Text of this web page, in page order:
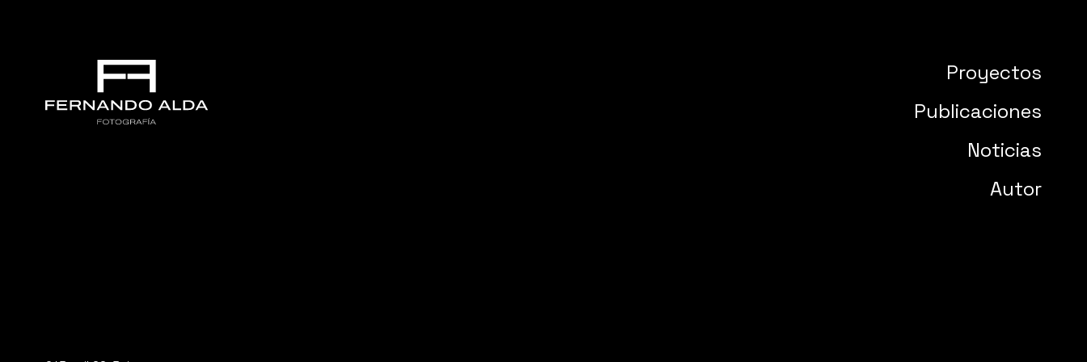
Proyectos
Publicaciones
Noticias
Autor